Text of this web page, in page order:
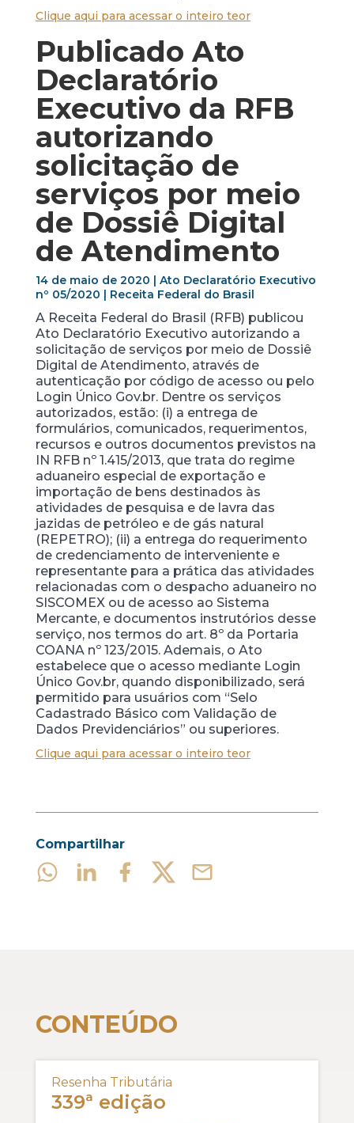
Clique aqui para acessar o inteiro teor
Publicado Ato
Declaratório
Executivo da RFB
autorizando
solicitação de
serviços por meio
de Dossiê Digital
de Atendimento
14 de maio de 2020 | Ato Declaratório Executivo
nº 05/2020 | Receita Federal do Brasil
A Receita Federal do Brasil (RFB) publicou
Ato Declaratório Executivo autorizando a
solicitação de serviços por meio de Dossiê
Digital de Atendimento, através de
autenticação por código de acesso ou pelo
Login Único Gov.br. Dentre os serviços
autorizados, estão: (i) a entrega de
formulários, comunicados, requerimentos,
recursos e outros documentos previstos na
IN RFB nº 1.415/2013, que trata do regime
aduaneiro especial de exportação e
importação de bens destinados às
atividades de pesquisa e de lavra das
jazidas de petróleo e de gás natural
(REPETRO); (ii) a entrega do requerimento
de credenciamento de interveniente e
representante para a prática das atividades
relacionadas com o despacho aduaneiro no
SISCOMEX ou de acesso ao Sistema
Mercante, e documentos instrutórios desse
serviço, nos termos do art. 8º da Portaria
COANA nº 123/2015. Ademais, o Ato
estabelece que o acesso mediante Login
Único Gov.br, quando disponibilizado, será
permitido para usuários com “Selo
Cadastrado Básico com Validação de
Dados Previdenciários” ou superiores.
Clique aqui para acessar o inteiro teor
Compartilhar
CONTEÚDO
Resenha Tributária
339ª edição